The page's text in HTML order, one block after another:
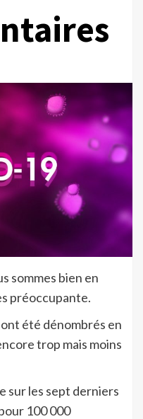
sommes bien en
préoccupante.
été dénombrés en
trop mais moins
sur les sept derniers
100 000